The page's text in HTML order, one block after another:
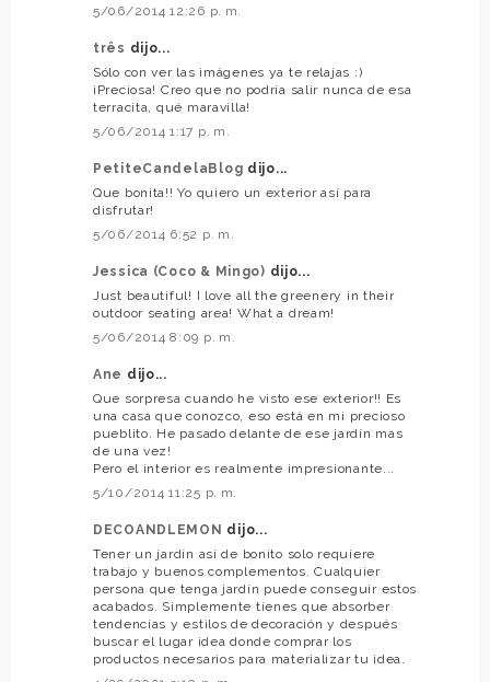
5/06/2014 12:26 p. m.
três dijo...
Sólo con ver las imágenes ya te relajas :)
¡Preciosa! Creo que no podría salir nunca de esa
terracita, qué maravilla!
5/06/2014 1:17 p. m.
PetiteCandelaBlog dijo...
Que bonita!! Yo quiero un exterior así para
disfrutar!
5/06/2014 6:52 p. m.
Jessica (Coco & Mingo) dijo...
Just beautiful! I love all the greenery in their
outdoor seating area! What a dream!
5/06/2014 8:09 p. m.
Ane dijo...
Que sorpresa cuando he visto ese exterior!! Es
una casa que conozco, eso está en mi precioso
pueblito. He pasado delante de ese jardín mas
de una vez!
Pero el interior es realmente impresionante...
5/10/2014 11:25 p. m.
DECOANDLEMON dijo...
Tener un jardín así de bonito solo requiere
trabajo y buenos complementos. Cualquier
persona que tenga jardín puede conseguir estos
acabados. Simplemente tienes que absorber
tendencias y estilos de decoración y después
buscar el lugar idea donde comprar los
productos necesarios para materializar tu idea.